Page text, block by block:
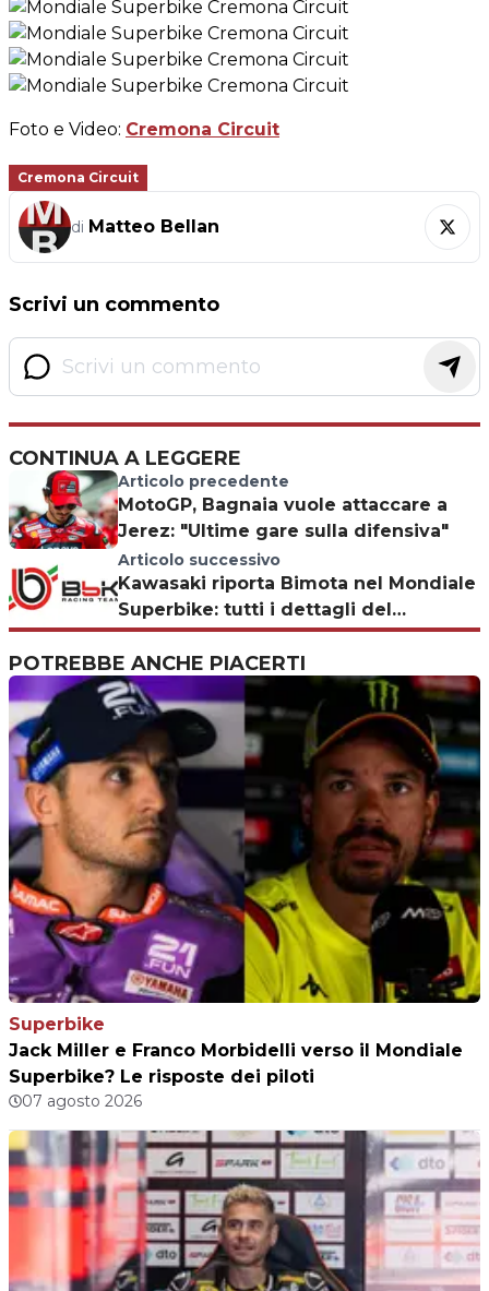
Foto e Video: Cremona Circuit
Cremona Circuit
di Matteo Bellan
Scrivi un commento
CONTINUA A LEGGERE
Articolo precedente
MotoGP, Bagnaia vuole attaccare a
Jerez: "Ultime gare sulla difensiva"
Articolo successivo
Kawasaki riporta Bimota nel Mondiale
Superbike: tutti i dettagli del
progetto
POTREBBE ANCHE PIACERTI
Superbike
Jack Miller e Franco Morbidelli verso il Mondiale
Superbike? Le risposte dei piloti
07 agosto 2026